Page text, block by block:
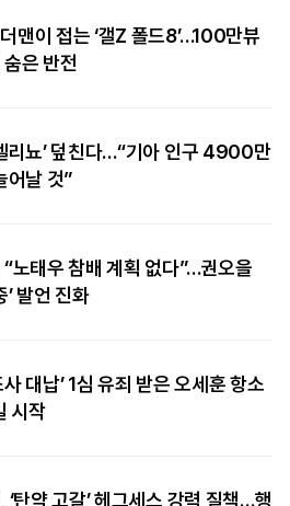
맨이 접는 ‘갤Z 폴드8’…100만뷰
은 반전
리뇨’ 덮친다…“기아 인구 4900만
어날 것”
노태우 참배 계획 없다”…권오을
’ 발언 진화
사 대납’ 1심 유죄 받은 오세훈 항소
시작
‘탄약 고갈’ 헤그세스 강력 질책…행